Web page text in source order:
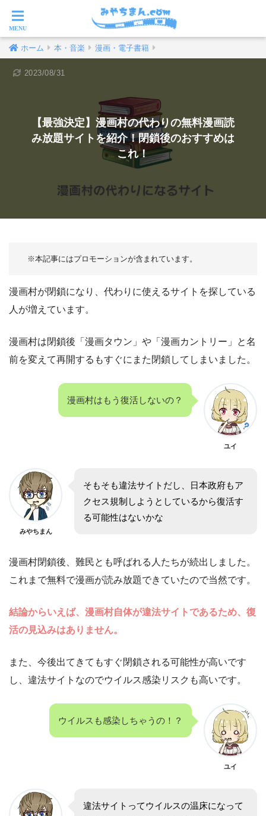
ホーム 本・音楽 漫画・電子書籍
【最強決定】漫画村の代わりの無料漫画読
み放題サイトを紹介！閉鎖後のおすすめは
これ！
2023/08/31
漫画村が閉鎖になり、代わりに使えるサイトを探している
人が増えています。
漫画村は閉鎖後「漫画タウン」や「漫画カントリー」と名
前を変えて再開するもすぐにまた閉鎖してしまいました。
漫画村はもう復活しないの？
ユイ
みやちまん
そもそも違法サイトだし、日本政府もア
クセス規制しようとしているから復活す
る可能性はないかな
漫画村閉鎖後、難民とも呼ばれる人たちが続出しました。
これまで無料で漫画が読み放題できていたので当然です。
結論からいえば、漫画村自体が違法サイトであるため、復
活の見込みはありません。
また、今後出てきてもすぐ閉鎖される可能性が高いです
し、違法サイトなのでウイルス感染リスクも高いです。
ウイルスも感染しちゃうの！？
ユイ
違法サイトってウイルスの温床になって